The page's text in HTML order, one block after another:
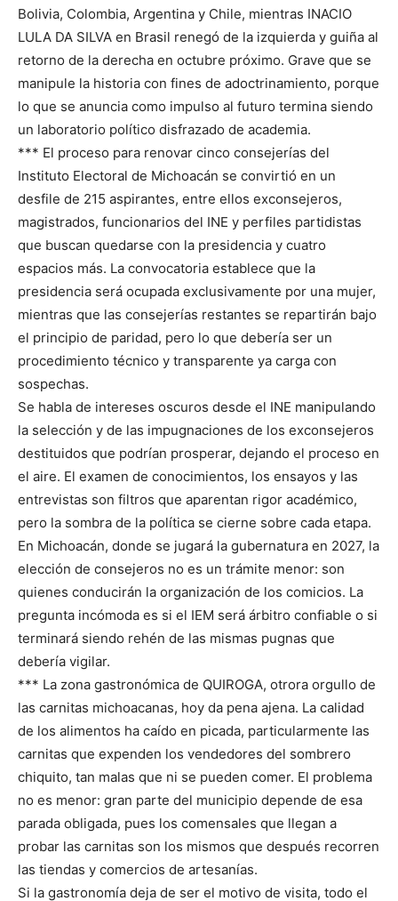
Bolivia, Colombia, Argentina y Chile, mientras INACIO
LULA DA SILVA en Brasil renegó de la izquierda y guiña al
retorno de la derecha en octubre próximo. Grave que se
manipule la historia con fines de adoctrinamiento, porque
lo que se anuncia como impulso al futuro termina siendo
un laboratorio político disfrazado de academia.
*** El proceso para renovar cinco consejerías del
Instituto Electoral de Michoacán se convirtió en un
desfile de 215 aspirantes, entre ellos exconsejeros,
magistrados, funcionarios del INE y perfiles partidistas
que buscan quedarse con la presidencia y cuatro
espacios más. La convocatoria establece que la
presidencia será ocupada exclusivamente por una mujer,
mientras que las consejerías restantes se repartirán bajo
el principio de paridad, pero lo que debería ser un
procedimiento técnico y transparente ya carga con
sospechas.
Se habla de intereses oscuros desde el INE manipulando
la selección y de las impugnaciones de los exconsejeros
destituidos que podrían prosperar, dejando el proceso en
el aire. El examen de conocimientos, los ensayos y las
entrevistas son filtros que aparentan rigor académico,
pero la sombra de la política se cierne sobre cada etapa.
En Michoacán, donde se jugará la gubernatura en 2027, la
elección de consejeros no es un trámite menor: son
quienes conducirán la organización de los comicios. La
pregunta incómoda es si el IEM será árbitro confiable o si
terminará siendo rehén de las mismas pugnas que
debería vigilar.
*** La zona gastronómica de QUIROGA, otrora orgullo de
las carnitas michoacanas, hoy da pena ajena. La calidad
de los alimentos ha caído en picada, particularmente las
carnitas que expenden los vendedores del sombrero
chiquito, tan malas que ni se pueden comer. El problema
no es menor: gran parte del municipio depende de esa
parada obligada, pues los comensales que llegan a
probar las carnitas son los mismos que después recorren
las tiendas y comercios de artesanías.
Si la gastronomía deja de ser el motivo de visita, todo el